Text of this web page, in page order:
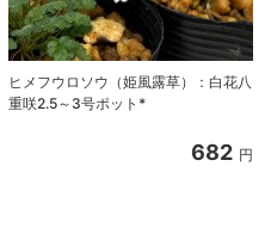
ヒメフウロソウ（姫風露草）：白花八
重咲2.5～3号ポット*
682 円